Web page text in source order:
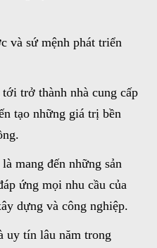
và sứ mệnh phát triển
trở thành nhà cung cấp
tạo những giá trị bền
mang đến những sản
ứng mọi nhu cầu của
dựng và công nghiệp.
uy tín lâu năm trong